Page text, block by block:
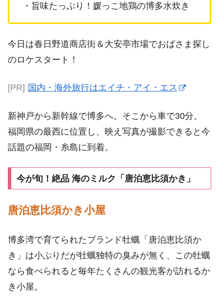
・旨味たっぷり！媛っこ地鶏の博多水炊き
今日は春日野道商店街＆大安亭市場でおばさま探し
のロケスタート！
[PR] 国内・海外旅行はエイチ・アイ・エス
新神戸から新幹線で博多へ。そこから車で30分。
福岡県の最西に位置し、映え写真が撮影できると今
話題の福岡・糸島に到着。
今が旬！絶品 海のミルク「唐泊恵比須かき」
唐泊恵比須かき小屋
博多湾で育てられたブランド牡蠣「唐泊恵比須か
き」は小ぶりだが牡蠣独特の臭みが無く、この牡蠣
なら食べられると毎年たくさんの観光客が訪れるか
き小屋。